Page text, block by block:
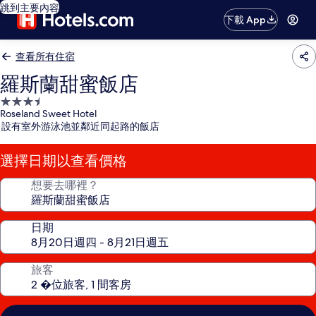
跳到主要內容
下載 App
查看所有住宿
羅斯蘭甜蜜飯店
3.5
星
級
住
宿
Roseland Sweet Hotel
設有室外游泳池並鄰近同起路的飯店
選擇日期以查看價格
想要去哪裡？
日期
旅客